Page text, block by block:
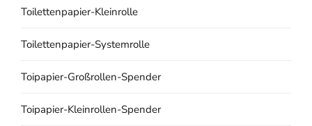
Toilettenpapier-Kleinrolle
Toilettenpapier-Systemrolle
Toipapier-Großrollen-Spender
Toipapier-Kleinrollen-Spender